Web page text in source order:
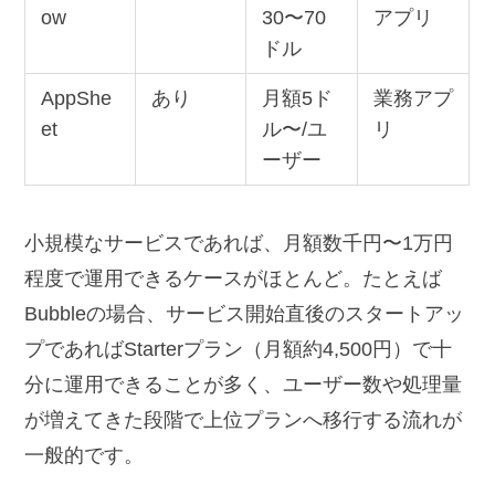
ow
30〜70
ドル
アプリ
AppShe
et
あり
月額5ド
ル〜/ユ
ーザー
業務アプ
リ
小規模なサービスであれば、月額数千円〜1万円
程度で運用できるケースがほとんど。たとえば
Bubbleの場合、サービス開始直後のスタートアッ
プであればStarterプラン（月額約4,500円）で十
分に運用できることが多く、ユーザー数や処理量
が増えてきた段階で上位プランへ移行する流れが
一般的です。